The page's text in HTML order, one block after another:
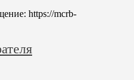
https://mcrb-